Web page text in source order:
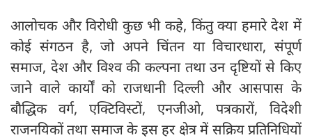
आलोचक और विरोधी कुछ भी कहे, किंतु क्या हमारे देश में
कोई संगठन है, जो अपने चिंतन या विचारधारा, संपूर्ण
समाज, देश और विश्व की कल्पना तथा उन दृष्टियों से किए
जाने वाले कार्यों को राजधानी दिल्ली और आसपास के
बौद्धिक वर्ग, एक्टिविस्टों, एनजीओ, पत्रकारों, विदेशी
राजनयिकों तथा समाज के इस हर क्षेत्र में सक्रिय प्रतिनिधियों